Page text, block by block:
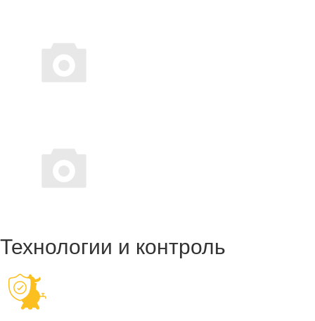
Технологии и контроль